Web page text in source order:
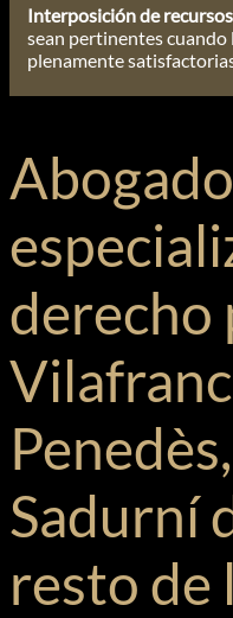
Interposición de
sean pertinentes cuando
plenamente
Abogado
derecho
Sadurní
resto de